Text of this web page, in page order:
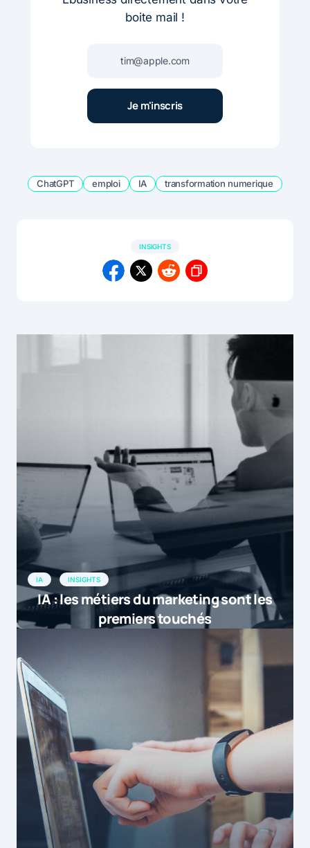
boite mail !
ChatGPT emploi IA transformation numerique
INSIGHTS
IA INSIGHTS
IA : les métiers du marketing sont les
premiers touchés